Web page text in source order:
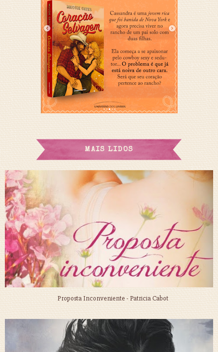
MAIS LIDOS
Proposta Inconveniente - Patricia Cabot